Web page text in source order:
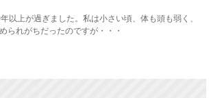
以上が過ぎました。私は小さい頃、体も頭も弱く、
られがちだったのですが・・・